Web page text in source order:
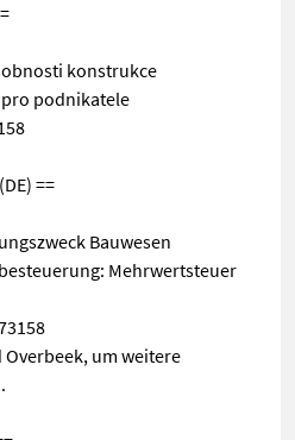
konstrukce
pro podnikatele
==
Bauwesen
Mehrwertsteuer
Overbeek, um weitere